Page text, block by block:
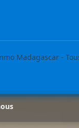
Madagascar -